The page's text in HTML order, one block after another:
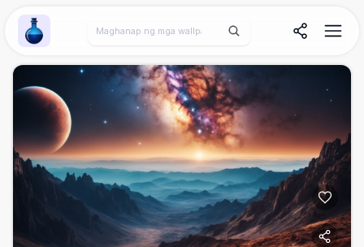
Wallpaper Alchemy